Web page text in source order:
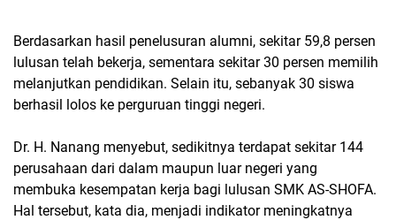
Berdasarkan hasil penelusuran alumni, sekitar 59,8 persen
lulusan telah bekerja, sementara sekitar 30 persen memilih
melanjutkan pendidikan. Selain itu, sebanyak 30 siswa
berhasil lolos ke perguruan tinggi negeri.
Dr. H. Nanang menyebut, sedikitnya terdapat sekitar 144
perusahaan dari dalam maupun luar negeri yang
membuka kesempatan kerja bagi lulusan SMK AS-SHOFA.
Hal tersebut, kata dia, menjadi indikator meningkatnya